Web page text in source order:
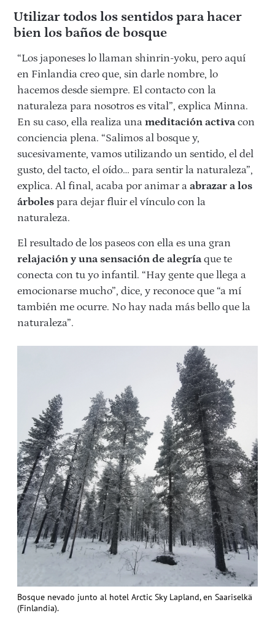
Utilizar todos los sentidos para hacer
bien los baños de bosque
“Los japoneses lo llaman shinrin-yoku, pero aquí
en Finlandia creo que, sin darle nombre, lo
hacemos desde siempre. El contacto con la
naturaleza para nosotros es vital”, explica Minna.
En su caso, ella realiza una meditación activa con
conciencia plena. “Salimos al bosque y,
sucesivamente, vamos utilizando un sentido, el del
gusto, del tacto, el oído… para sentir la naturaleza”,
explica. Al final, acaba por animar a abrazar a los
árboles para dejar fluir el vínculo con la
naturaleza.
El resultado de los paseos con ella es una gran
relajación y una sensación de alegría que te
conecta con tu yo infantil. “Hay gente que llega a
emocionarse mucho”, dice, y reconoce que “a mí
también me ocurre. No hay nada más bello que la
naturaleza”.
Bosque nevado junto al hotel Arctic Sky Lapland, en Saariselkä
(Finlandia).